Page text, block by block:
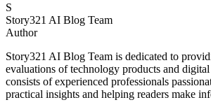
S
Story321 AI Blog Team
Author
Story321 AI Blog Team is dedicated to
evaluations of technology products and
consists of experienced professionals
practical insights and helping readers make